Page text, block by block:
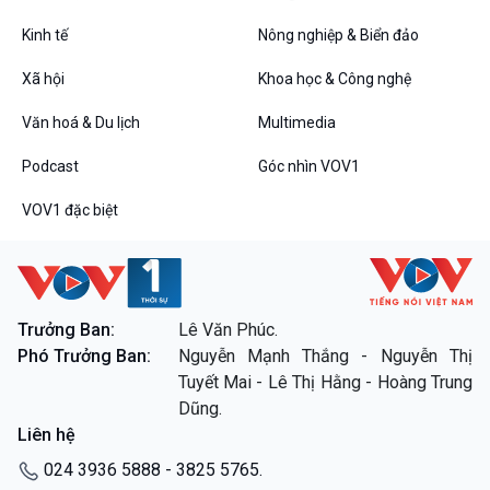
VOV1 đặc biệt
Chân dung cuộc sống
Các chương trình đặc biệt
Kinh tế Nông nghiệp & Biển đảo
Xã hội Khoa học & Công nghệ
Văn hoá & Du lịch Multimedia
Podcast Góc nhìn VOV1
VOV1 đặc biệt
Trưởng Ban:
Lê Văn Phúc.
Phó Trưởng Ban:
Nguyễn Mạnh Thắng - Nguyễn Thị
Tuyết Mai - Lê Thị Hằng - Hoàng Trung
Dũng.
Liên hệ
024 3936 5888 - 3825 5765.